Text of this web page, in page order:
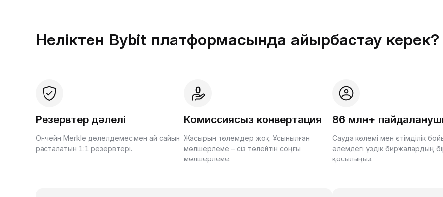
Неліктен Bybit платформасында айырбастау керек?
Резервтер дәлелі
Ончейн Merkle дәлелдемесімен ай сайын
расталатын 1:1 резервтері.
Комиссиясыз конвертация
Жасырын төлемдер жоқ. Ұсынылған
мөлшерлеме – сіз төлейтін соңғы
мөлшерлеме.
86 млн+
Сауда көлемі мен өтімділік
әлемдегі үздік биржалардың
қосылыңыз.